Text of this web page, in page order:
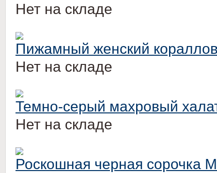
Нет на складе
Пижамный женский
Нет на складе
Темно-серый махровый
Нет на складе
Роскошная черная сорочка